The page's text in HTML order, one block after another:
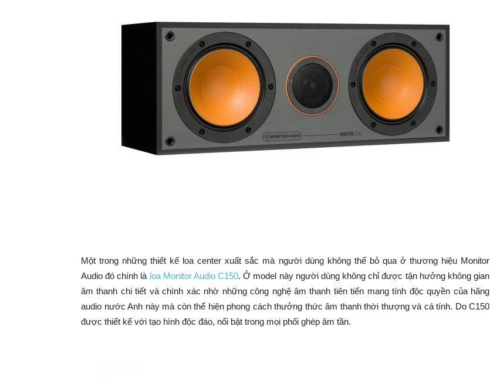
Một trong những thiết kế loa center xuất sắc mà người dùng không thể bỏ qua ở thương hiệu Monitor
Audio đó chính là loa Monitor Audio C150. Ở model này người dùng không chỉ được tận hưởng không gian
âm thanh chi tiết và chính xác nhờ những công nghệ âm thanh tiên tiến mang tính độc quyền của hãng
audio nước Anh này mà còn thể hiện phong cách thưởng thức âm thanh thời thượng và cá tính. Do C150
được thiết kế với tạo hình độc đáo, nổi bật trong mọi phối ghép âm tần.